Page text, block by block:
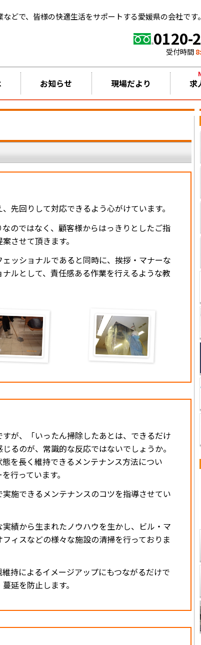
どで、皆様の快適生活をサポートする愛媛県の会社です。
0120-
受付時間
お知らせ 現場だより 求
先回りして対応できるよう心がけています。
のではなく、顧客様からはっきりとしたご指
させて頂きます。
ッショナルであると同時に、挨拶・マナーな
ルとして、責任感ある作業を行えるような教
が、「いったん掃除したあとは、できるだけ
るのが、常識的な反応ではないでしょうか。
を長く維持できるメンテナンス方法につい
行っています。
施できるメンテナンスのコツを指導させてい
績から生まれたノウハウを生かし、ビル・マ
ィスなどの様々な施設の清掃を行っておりま
持によるイメージアップにもつながるだけで
延を防止します。